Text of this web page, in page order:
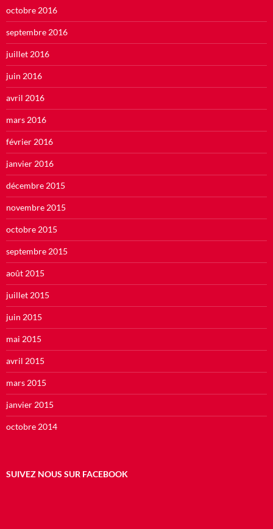
octobre 2016
septembre 2016
juillet 2016
juin 2016
avril 2016
mars 2016
février 2016
janvier 2016
décembre 2015
novembre 2015
octobre 2015
septembre 2015
août 2015
juillet 2015
juin 2015
mai 2015
avril 2015
mars 2015
janvier 2015
octobre 2014
SUIVEZ NOUS SUR FACEBOOK